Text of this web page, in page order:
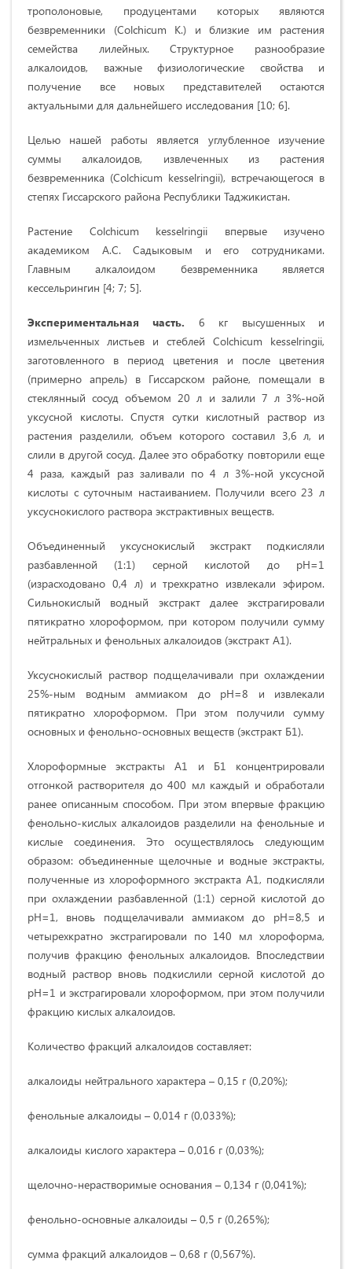
трополоновые, продуцентами которых являются
безвременники (Colchicum K.) и близкие им растения
семейства лилейных. Структурное разнообразие
алкалоидов, важные физиологические свойства и
получение все новых представителей остаются
актуальными для дальнейшего исследования [10; 6].
Целью нашей работы является углубленное изучение
суммы алкалоидов, извлеченных из растения
безвременника (Colchicum kesselringii), встречающегося в
степях Гиссарского района Республики Таджикистан.
Растение Colchicum kesselringii впервые изучено
академиком А.С. Садыковым и его сотрудниками.
Главным алкалоидом безвременника является
кессельрингин [4; 7; 5].
Экспериментальная часть. 6 кг высушенных и
измельченных листьев и стеблей Colchicum kesselringii,
заготовленного в период цветения и после цветения
(примерно апрель) в Гиссарском районе, помещали в
стеклянный сосуд объемом 20 л и залили 7 л 3%-ной
уксусной кислоты. Спустя сутки кислотный раствор из
растения разделили, объем которого составил 3,6 л, и
слили в другой сосуд. Далее это обработку повторили еще
4 раза, каждый раз заливали по 4 л 3%-ной уксусной
кислоты с суточным настаиванием. Получили всего 23 л
уксуснокислого раствора экстрактивных веществ.
Объединенный уксуснокислый экстракт подкисляли
разбавленной (1:1) серной кислотой до рН=1
(израсходовано 0,4 л) и трехкратно извлекали эфиром.
Сильнокислый водный экстракт далее экстрагировали
пятикратно хлороформом, при котором получили сумму
нейтральных и фенольных алкалоидов (экстракт А1).
Уксуснокислый раствор подщелачивали при охлаждении
25%-ным водным аммиаком до рН=8 и извлекали
пятикратно хлороформом. При этом получили сумму
основных и фенольно-основных веществ (экстракт Б1).
Хлороформные экстракты А1 и Б1 концентрировали
отгонкой растворителя до 400 мл каждый и обработали
ранее описанным способом. При этом впервые фракцию
фенольно-кислых алкалоидов разделили на фенольные и
кислые соединения. Это осуществлялось следующим
образом: объединенные щелочные и водные экстракты,
полученные из хлороформного экстракта A1, подкисляли
при охлаждении разбавленной (1:1) серной кислотой до
рН=1, вновь подщелачивали аммиаком до рН=8,5 и
четырехкратно экстрагировали по 140 мл хлороформа,
получив фракцию фенольных алкалоидов. Впоследствии
водный раствор вновь подкислили серной кислотой до
pH=1 и экстрагировали хлороформом, при этом получили
фракцию кислых алкалоидов.
Количество фракций алкалоидов составляет:
алкалоиды нейтрального характера – 0,15 г (0,20%);
фенольные алкалоиды – 0,014 г (0,033%);
алкалоиды кислого характера – 0,016 г (0,03%);
щелочно-нерастворимые основания – 0,134 г (0,041%);
фенольно-основные алкалоиды – 0,5 г (0,265%);
сумма фракций алкалоидов – 0,68 г (0,567%).